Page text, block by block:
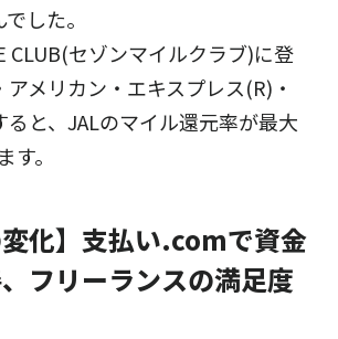
した。
CLUB(セゾンマイルクラブ)に登
メリカン・エキスプレス(R)・
ると、JALのマイル還元率が最大
す。
変化】支払い.comで資金
フリーランスの満足度